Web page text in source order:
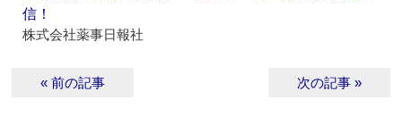
信！
株式会社薬事日報社
« 前の記事 次の記事 »